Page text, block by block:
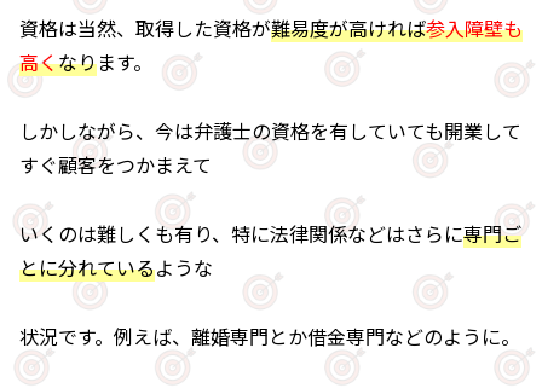
資格は当然、取得した資格が難易度が高ければ参入障壁も
高くなります。
しかしながら、今は弁護士の資格を有していても開業して
すぐ顧客をつかまえて
いくのは難しくも有り、特に法律関係などはさらに専門ご
とに分れているような
状況です。例えば、離婚専門とか借金専門などのように。